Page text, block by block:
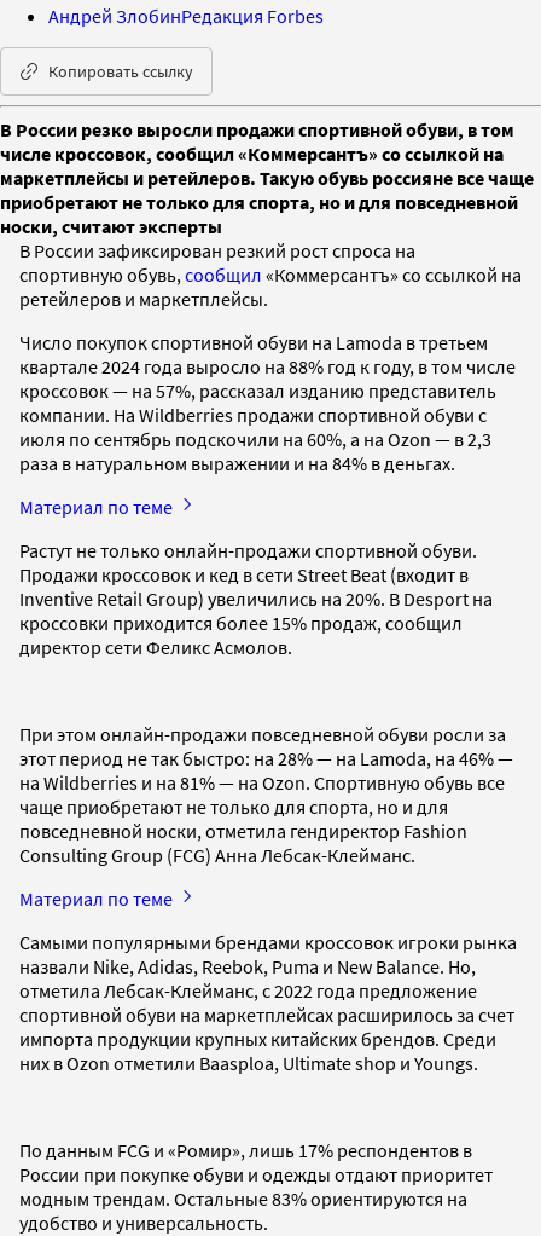
Андрей ЗлобинРедакция Forbes
Копировать ссылку
В России резко выросли продажи спортивной обуви, в том
числе кроссовок, сообщил «Коммерсантъ» со ссылкой на
маркетплейсы и ретейлеров. Такую обувь россияне все чаще
приобретают не только для спорта, но и для повседневной
носки, считают эксперты
В России зафиксирован резкий рост спроса на
спортивную обувь, сообщил «Коммерсантъ» со ссылкой на
ретейлеров и маркетплейсы.
Число покупок спортивной обуви на Lamoda в третьем
квартале 2024 года выросло на 88% год к году, в том числе
кроссовок — на 57%, рассказал изданию представитель
компании. На Wildberries продажи спортивной обуви с
июля по сентябрь подскочили на 60%, а на Ozon — в 2,3
раза в натуральном выражении и на 84% в деньгах.
Материал по теме
Растут не только онлайн-продажи спортивной обуви.
Продажи кроссовок и кед в сети Street Beat (входит в
Inventive Retail Group) увеличились на 20%. В Desport на
кроссовки приходится более 15% продаж, сообщил
директор сети Феликс Асмолов.
При этом онлайн-продажи повседневной обуви росли за
этот период не так быстро: на 28% — на Lamoda, на 46% —
на Wildberries и на 81% — на Ozon. Спортивную обувь все
чаще приобретают не только для спорта, но и для
повседневной носки, отметила гендиректор Fashion
Consulting Group (FCG) Анна Лебсак-Клейманс.
Материал по теме
Самыми популярными брендами кроссовок игроки рынка
назвали Nike, Adidas, Reebok, Puma и New Balance. Но,
отметила Лебсак-Клейманс, с 2022 года предложение
спортивной обуви на маркетплейсах расширилось за счет
импорта продукции крупных китайских брендов. Среди
них в Ozon отметили Baasploa, Ultimate shop и Youngs.
По данным FCG и «Ромир», лишь 17% респондентов в
России при покупке обуви и одежды отдают приоритет
модным трендам. Остальные 83% ориентируются на
удобство и универсальность.